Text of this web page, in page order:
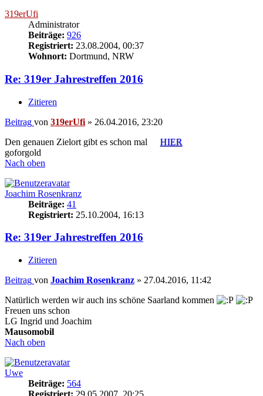
319erUfi
Administrator
Beiträge: 926
Registriert: 23.08.2004, 00:37
Wohnort: Dortmund, NRW
Re: 319er Jahrestreffen 2016
Zitieren
Beitrag von 319erUfi » 26.04.2016, 23:20
Den genauen Zielort gibt es schon mal
HIER
goforgold
Nach oben
Joachim Rosenkranz
Beiträge: 41
Registriert: 25.10.2004, 16:13
Re: 319er Jahrestreffen 2016
Zitieren
Beitrag von Joachim Rosenkranz » 27.04.2016, 11:42
Natürlich werden wir auch ins schöne Saarland kommen
Freuen uns schon
LG Ingrid und Joachim
Mausomobil
Nach oben
Uwe
Beiträge: 564
Registriert: 29.05.2007, 20:25